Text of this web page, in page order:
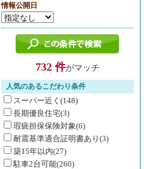
情報公開日
732 件がマッチ
人気のあるこだわり条件
スーパー近く(148)
長期優良住宅(3)
瑕疵担保保険対象(6)
耐震基準適合証明書あり(3)
築15年以内(27)
駐車2台可能(260)